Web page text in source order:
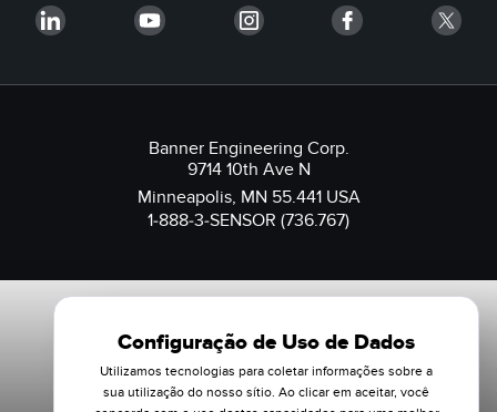
Banner Engineering Corp.
9714 10th Ave N
Minneapolis, MN 55.441 USA
1-888-3-SENSOR (736.767)
Configuração de Uso de Dados
Utilizamos tecnologias para coletar informações sobre a
sua utilização do nosso sítio. Ao clicar em aceitar, você